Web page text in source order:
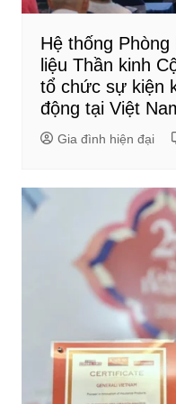
Hệ thống
liệu Thần kinh
tổ chức sự kiện
động tại Việt
Gia đình hiện đại